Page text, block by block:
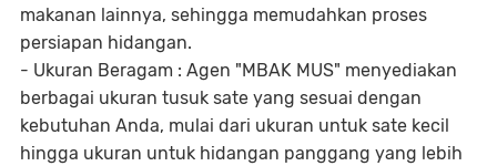
makanan lainnya, sehingga memudahkan proses
persiapan hidangan.
- Ukuran Beragam : Agen "MBAK MUS" menyediakan
berbagai ukuran tusuk sate yang sesuai dengan
kebutuhan Anda, mulai dari ukuran untuk sate kecil
hingga ukuran untuk hidangan panggang yang lebih